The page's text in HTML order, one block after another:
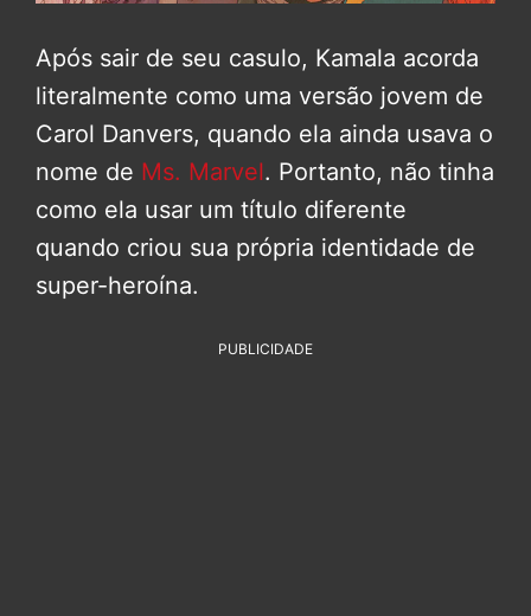
Após sair de seu casulo, Kamala acorda
literalmente como uma versão jovem de
Carol Danvers, quando ela ainda usava o
nome de Ms. Marvel. Portanto, não tinha
como ela usar um título diferente
quando criou sua própria identidade de
super-heroína.
PUBLICIDADE